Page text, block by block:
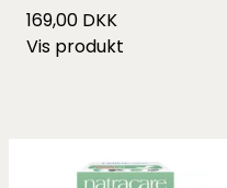
169,00 DKK
Vis produkt